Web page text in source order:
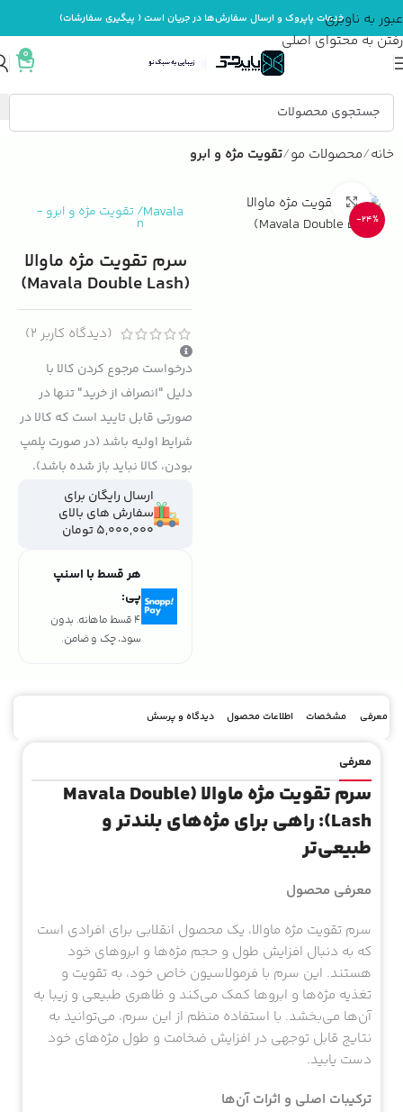
عبور به ناوبری
رفتن به محتوای اصلی
خدمات پاپروک و ارسال سفارش‌ها در جریان است ( پیگیری سفارشات)
0
خانه محصولات مو تقویت مژه و ابرو
-24%
بزرگنمایی تصویر Mavala
/ تقویت مژه و ابرو-
n
سرم تقویت مژه ماوالا
(Mavala Double Lash)
(دیدگاه کاربر 2
)
درخواست مرجوع کردن کالا با
دلیل "انصراف از خرید" تنها در
صورتی قابل تایید است که کالا در
شرایط اولیه باشد (در صورت پلمپ
بودن، کالا نباید باز شده باشد).
ارسال رایگان برای
سفارش های بالای
5,000,000 تومان
هر قسط با اسنپ
پی:
4 قسط ماهانه. بدون
سود، چک و ضامن.
معرفی مشخصات اطلاعات محصول دیدگاه و پرسش
معرفی
سرم تقویت مژه ماوالا (Mavala Double
Lash): راهی برای مژه‌های بلندتر و
طبیعی‌تر
معرفی محصول
سرم تقویت مژه ماوالا، یک محصول انقلابی برای افرادی است
که به دنبال افزایش طول و حجم مژه‌ها و ابروهای خود
هستند. این سرم با فرمولاسیون خاص خود، به تقویت و
تغذیه مژه‌ها و ابروها کمک می‌کند و ظاهری طبیعی و زیبا به
آن‌ها می‌بخشد. با استفاده منظم از این سرم، می‌توانید به
نتایج قابل توجهی در افزایش ضخامت و طول مژه‌های خود
دست یابید.
ترکیبات اصلی و اثرات آن‌ها